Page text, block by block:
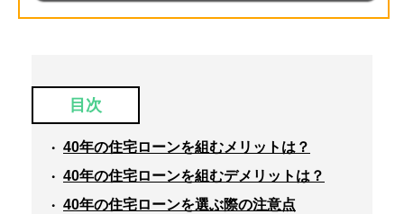
目次
40年の住宅ローンを組むメリットは？
40年の住宅ローンを組むデメリットは？
40年の住宅ローンを選ぶ際の注意点